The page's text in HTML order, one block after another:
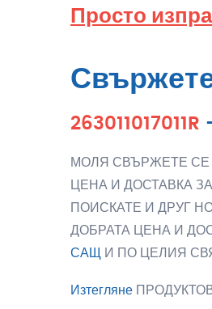
Просто
263011017011R
МОЛЯ СВЪРЖЕТЕ СЕ
ЦЕНА И ДОСТАВКА ЗА
ПОИСКАТЕ И ДРУГ
ДОБРАТА ЦЕНА И
САЩ И ПО ЦЕЛИЯ
Изтегляне